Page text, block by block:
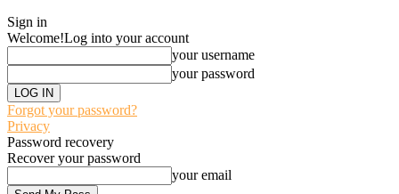
Sign in
Welcome!Log into your account
your username
your password
Forgot your password?
Privacy
Password recovery
Recover your password
your email